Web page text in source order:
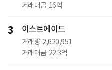
거래대금 16억
3 이스트에이드
거래량 2,620,951
거래대금 22.3억